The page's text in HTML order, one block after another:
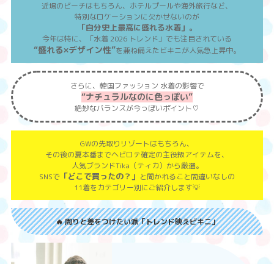
近場のビーチはもちろん、ホテルプールや海外旅行など、
特別なロケーションに欠かせないのが
「自分史上最高に盛れる水着」。
今年は特に、「水着 2026 トレンド」でも注目されている
“盛れる×デザイン性”を兼ね備えたビキニが人気急上昇中。
さらに、韓国ファッション 水着の影響で
“ナチュラルなのに色っぽい”
絶妙なバランスが今っぽいポイント♡
GWの先取りリゾートはもちろん、
その後の夏本番までヘビロテ確定の主役級アイテムを、
人気ブランドTika（ティカ）から厳選。
SNSで 「どこで買ったの？」 と聞かれること間違いなしの
11着をカテゴリー別にご紹介します💡
🔥 周りと差をつけたい派「トレンド映えビキニ」